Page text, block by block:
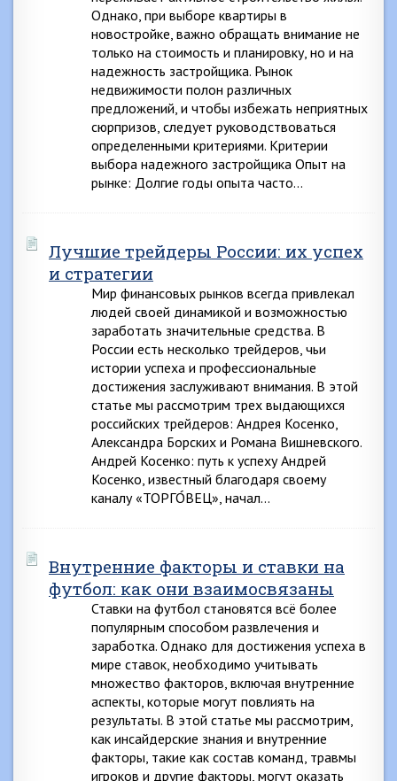
Однако, при выборе квартиры в
новостройке, важно обращать внимание не
только на стоимость и планировку, но и на
надежность застройщика. Рынок
недвижимости полон различных
предложений, и чтобы избежать неприятных
сюрпризов, следует руководствоваться
определенными критериями. Критерии
выбора надежного застройщика Опыт на
рынке: Долгие годы опыта часто…
Лучшие трейдеры России: их успех
и стратегии
Мир финансовых рынков всегда привлекал
людей своей динамикой и возможностью
заработать значительные средства. В
России есть несколько трейдеров, чьи
истории успеха и профессиональные
достижения заслуживают внимания. В этой
статье мы рассмотрим трех выдающихся
российских трейдеров: Андрея Косенко,
Александра Борских и Романа Вишневского.
Андрей Косенко: путь к успеху Андрей
Косенко, известный благодаря своему
каналу «ТОРГО́ВЕЦ», начал…
Внутренние факторы и ставки на
футбол: как они взаимосвязаны
Ставки на футбол становятся всё более
популярным способом развлечения и
заработка. Однако для достижения успеха в
мире ставок, необходимо учитывать
множество факторов, включая внутренние
аспекты, которые могут повлиять на
результаты. В этой статье мы рассмотрим,
как инсайдерские знания и внутренние
факторы, такие как состав команд, травмы
игроков и другие факторы, могут оказать